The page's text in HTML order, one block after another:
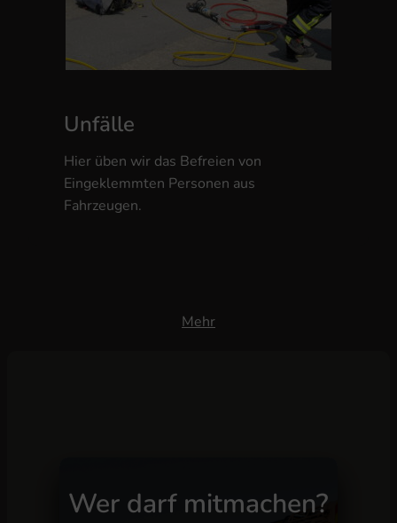
Unfälle
Hier üben wir das Befreien von
Eingeklemmten Personen aus
Fahrzeugen.
Mehr
Wer darf mitmachen?